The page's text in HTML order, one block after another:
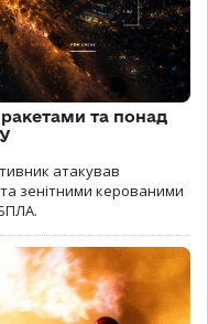
та понад
атакував
зенітними керованими